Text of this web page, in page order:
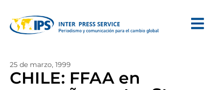
25 de marzo, 1999
CHILE: FFAA en